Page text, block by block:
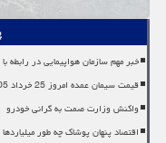
خبر مهم سازمان هواپیمایی در رابطه
قیمت سیمان عمده امروز 25 خرداد 1405
واکنش وزارت صمت به گرانی خودرو
اقتصاد پنهان پوشاک چه طور